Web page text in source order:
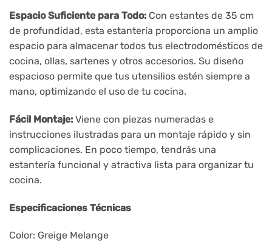
Espacio Suficiente para Todo: Con estantes de 35 cm
de profundidad, esta estantería proporciona un amplio
espacio para almacenar todos tus electrodomésticos de
cocina, ollas, sartenes y otros accesorios. Su diseño
espacioso permite que tus utensilios estén siempre a
mano, optimizando el uso de tu cocina.
Fácil Montaje: Viene con piezas numeradas e
instrucciones ilustradas para un montaje rápido y sin
complicaciones. En poco tiempo, tendrás una
estantería funcional y atractiva lista para organizar tu
cocina.
Especificaciones Técnicas
Color: Greige Melange